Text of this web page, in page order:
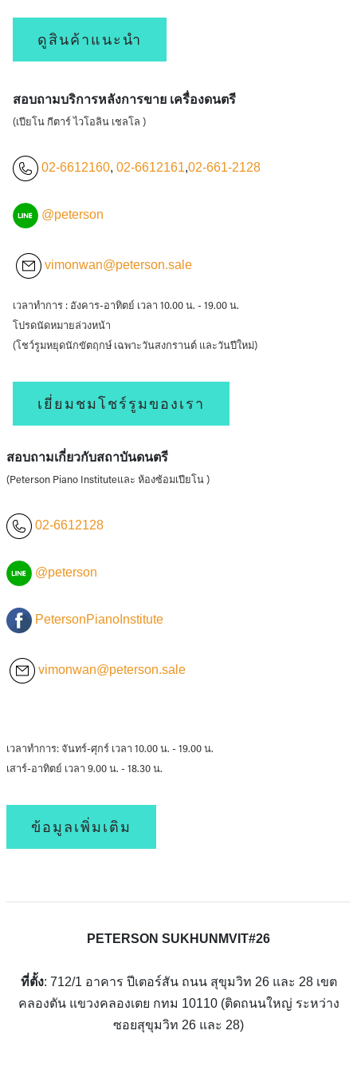
ดูสินค้าแนะนำ
สอบถามบริการหลังการขาย เครื่องดนตรี
(เปียโน กีตาร์ ไวโอลิน เชลโล )
02-6612160, 02-6612161,02-661-2128
@peterson
vimonwan@peterson.sale
เวลาทำการ : อังคาร-อาทิตย์ เวลา 10.00 น. - 19.00 น.
โปรดนัดหมายล่วงหน้า
(โชว์รูมหยุดนักขัตฤกษ์ เฉพาะวันสงกรานต์ และวันปีใหม่)
เยี่ยมชมโชร์รูมของเรา
สอบถามเกี่ยวกับสถาบันดนตรี
(Peterson Piano Instituteและ ห้องซ้อมเปียโน )
02-6612128
@peterson
PetersonPianoInstitute
vimonwan@peterson.sale
เวลาทำการ: จันทร์-ศุกร์ เวลา 10.00 น. - 19.00 น.
เสาร์-อาทิตย์ เวลา 9.00 น. - 18.30 น.
ข้อมูลเพิ่มเติม
PETERSON SUKHUNMVIT#26
ที่ตั้ง: 712/1 อาคาร ปีเตอร์สัน ถนน สุขุมวิท 26 และ 28 เขต
คลองตัน แขวงคลองเตย กทม 10110 (ติดถนนใหญ่ ระหว่าง
ซอยสุขุมวิท 26 และ 28)